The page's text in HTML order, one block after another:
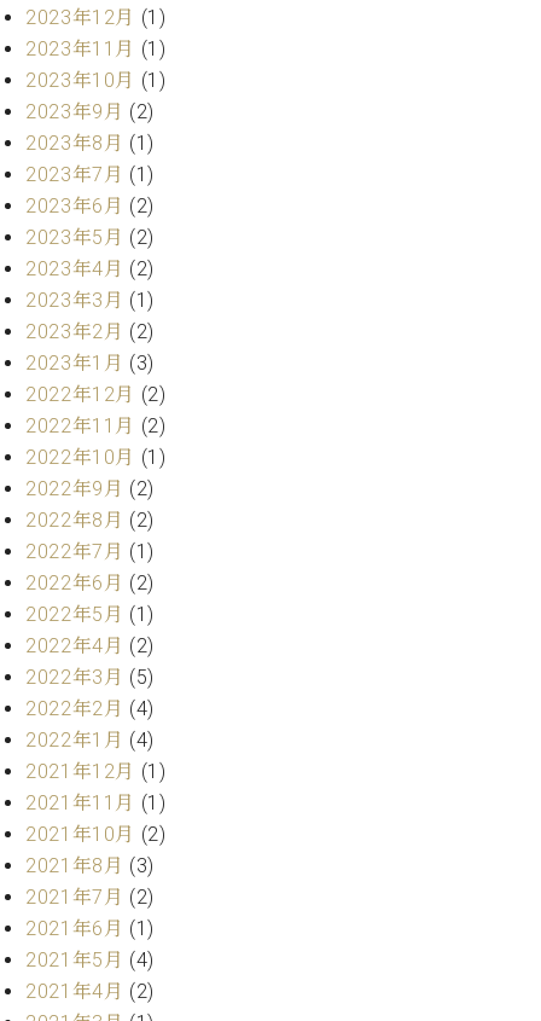
シ
ュ
タ
イ
ン
コ
ン
サ
ー
ア
ッ
プ
ラ
イ
ト
ピ
ア
ノ
C.
ベ
シ
ュ
タ
イ
ン
レ
ジ
デ
ン
ス
ア
ッ
ラ
イ
納
入
実
楽
教
室
ご
愛
用
の
声
ン
ク
ー
音
教
室
東
店
ご
挨
拶
展
示
報
ホー
ル・
スタ
ジオ
レン
ホー
ル・
スタ
ジオ
空き
状況
動
画
収
録
サ
ー
ス
音
楽
教
室
ア
2023年12月 (1)
2023年11月 (1)
2023年10月 (1)
2023年9月 (2)
2023年8月 (1)
2023年7月 (1)
2023年6月 (2)
2023年5月 (2)
2023年4月 (2)
2023年3月 (1)
2023年2月 (2)
2023年1月 (3)
2022年12月 (2)
2022年11月 (2)
2022年10月 (1)
2022年9月 (2)
2022年8月 (2)
2022年7月 (1)
2022年6月 (2)
2022年5月 (1)
2022年4月 (2)
2022年3月 (5)
2022年2月 (4)
2022年1月 (4)
2021年12月 (1)
2021年11月 (1)
2021年10月 (2)
2021年8月 (3)
2021年7月 (2)
2021年6月 (1)
2021年5月 (4)
2021年4月 (2)